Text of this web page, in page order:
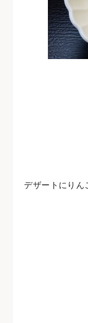
デザートにりん